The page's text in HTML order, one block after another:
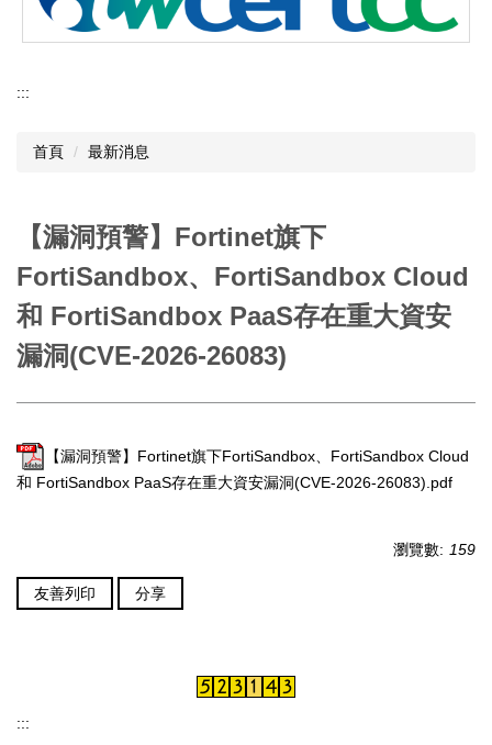
:::
首頁 最新消息
【漏洞預警】Fortinet旗下
FortiSandbox、FortiSandbox Cloud
和 FortiSandbox PaaS存在重大資安
漏洞(CVE-2026-26083)
【漏洞預警】Fortinet旗下FortiSandbox、FortiSandbox Cloud
和 FortiSandbox PaaS存在重大資安漏洞(CVE-2026-26083).pdf
瀏覽數: 159
友善列印 分享
:::